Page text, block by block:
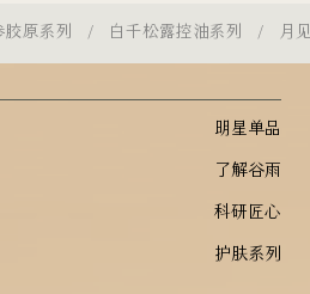
胶原系列 白千松露控油系列 月
明星单品
了解谷雨
科研匠心
护肤系列